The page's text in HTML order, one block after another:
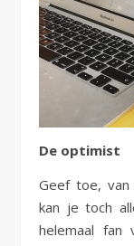
De optimist
Geef toe, van
kan je toch
helemaal fan